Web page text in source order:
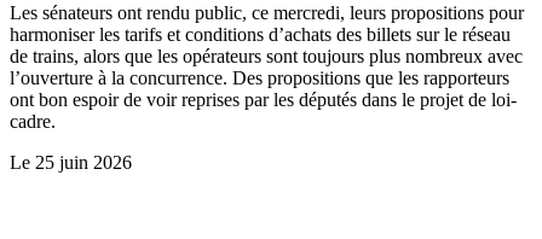
Les sénateurs ont rendu public, ce mercredi, leurs propositions pour
harmoniser les tarifs et conditions d’achats des billets sur le réseau
de trains, alors que les opérateurs sont toujours plus nombreux avec
l’ouverture à la concurrence. Des propositions que les rapporteurs
ont bon espoir de voir reprises par les députés dans le projet de loi-
cadre.
Le 25 juin 2026